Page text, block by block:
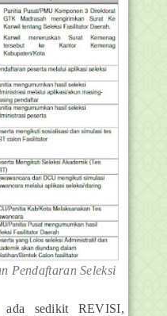
Pendaftaran Seleksi
sedikit REVISI,